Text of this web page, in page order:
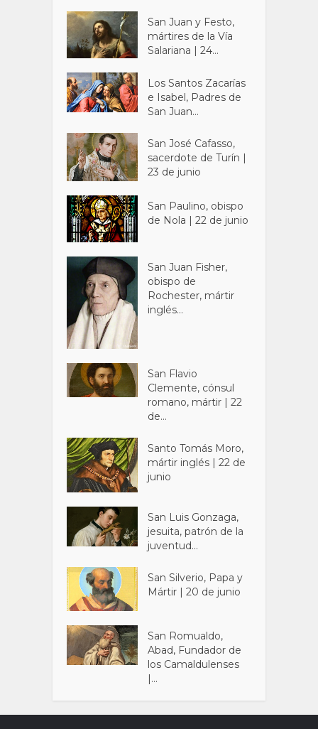
San Juan y Festo,
mártires de la Vía
Salariana | 24...
Los Santos Zacarías
e Isabel, Padres de
San Juan...
San José Cafasso,
sacerdote de Turín |
23 de junio
San Paulino, obispo
de Nola | 22 de junio
San Juan Fisher,
obispo de
Rochester, mártir
inglés...
San Flavio
Clemente, cónsul
romano, mártir | 22
de...
Santo Tomás Moro,
mártir inglés | 22 de
junio
San Luis Gonzaga,
jesuita, patrón de la
juventud...
San Silverio, Papa y
Mártir | 20 de junio
San Romualdo,
Abad, Fundador de
los Camaldulenses
|...